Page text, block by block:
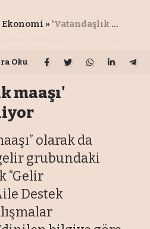
Ekonomi » 'Vatandaşlık maaşı' yakında geliyor
Oku
maaşı'
olarak da
grubundaki
“Gelir
Destek